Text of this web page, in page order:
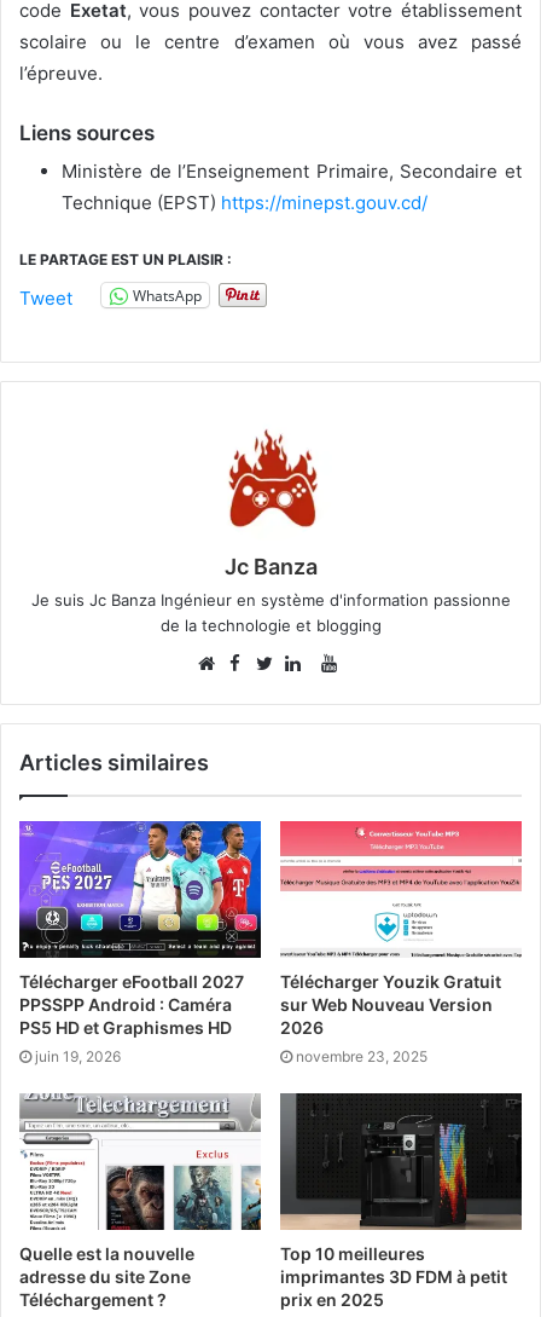
code Exetat, vous pouvez contacter votre établissement
scolaire ou le centre d’examen où vous avez passé
l’épreuve.
Liens sources
Ministère de l’Enseignement Primaire, Secondaire et
Technique (EPST) https://minepst.gouv.cd/
LE PARTAGE EST UN PLAISIR :
Tweet WhatsApp
Jc Banza
Je suis Jc Banza Ingénieur en système d'information passionne
de la technologie et blogging
FacebookYouTube
Articles similaires
Télécharger eFootball 2027
PPSSPP Android : Caméra
PS5 HD et Graphismes HD
juin 19, 2026
Télécharger Youzik Gratuit
sur Web Nouveau Version
2026
novembre 23, 2025
Quelle est la nouvelle
adresse du site Zone
Téléchargement ?
Top 10 meilleures
imprimantes 3D FDM à petit
prix en 2025